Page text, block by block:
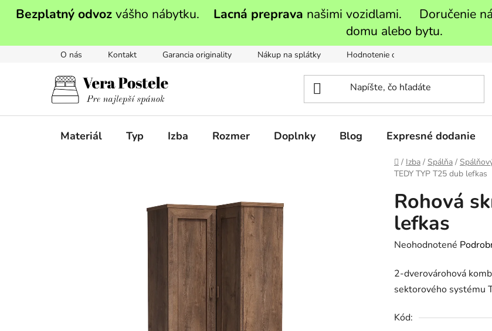
Bezplatný odvozvášho nábytku. Lacná preprava našimi vozidlami. Doručenie
domu alebo bytu.
O nás Kontakt Garancia originality Nákup na splátky Hodnotenie obchodu
Materiál Typ Izba Rozmer Doplnky Blog Expresné dodanie
Domov
/ Izba / Spálňa /
TEDY TYP T25 dub lefkas
Rohová
lefkas
Priemerné
produktu
je
z
Neohodnotené
2-dverovárohová
sektorového systému
Kód: